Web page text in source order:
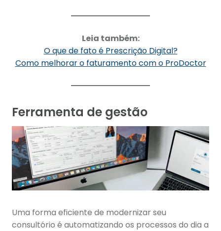
Leia também:
O que de fato é Prescrição Digital?
Como melhorar o faturamento com o ProDoctor
Ferramenta de gestão
Uma forma eficiente de modernizar seu
consultório é automatizando os processos do dia a